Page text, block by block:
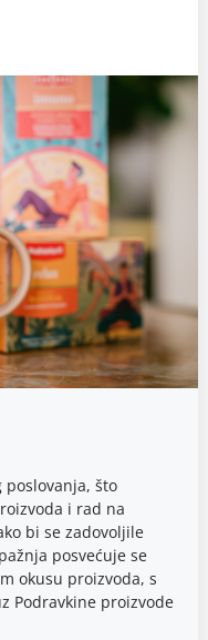
poslovanja, što
i rad na
bi se zadovoljile
posvećuje se
okusu proizvoda, s
Podravkine proizvode